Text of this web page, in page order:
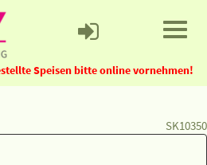
Speisen bitte online vornehmen!
SK10350